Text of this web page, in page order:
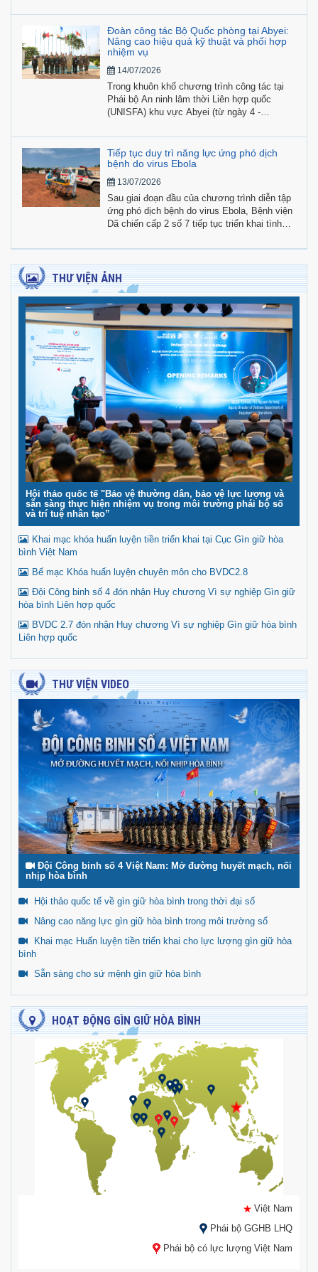
quốc” cho 184 cán bộ, nhân viên Đội Công
binh số 4 cùng các sĩ quan cá nhân đang làm
nhiệm vụ tại Phái bộ.
Đoàn công tác Bộ Quốc phòng tại Abyei:
Nâng cao hiệu quả kỹ thuật và phối hợp
nhiệm vụ
14/07/2026
Trong khuôn khổ chương trình công tác tại
Phái bộ An ninh lâm thời Liên hợp quốc
(UNISFA) khu vực Abyei (từ ngày 4 -
Việt Nam do Đại tá Phạm Tân Phong, Phó
Cục trưởng Cục Gìn giữ hòa bình Việt Nam
làm trưởng đoàn, đang tích cực triển khai
chuỗi hoạt động kiểm tra toàn diện, hỗ trợ kỹ
thuật, phối hợp và trao đổi công tác tại địa
bàn.
Tiếp tục duy trì năng lực ứng phó dịch
bệnh do virus Ebola
13/07/2026
Sau giai đoạn đầu của chương trình diễn tập
ứng phó dịch bệnh do virus Ebola, Bệnh viện
Dã chiến cấp 2 số 7 tiếp tục triển khai tình
hiện đồng thời nhiều trường hợp nghi nhiễm
Ebola cần được tiếp nhận, cách ly và xử trí
khẩn cấp.
THƯ VIỆN ẢNH
Hội thảo quốc tế "Bảo vệ thường dân, bảo vệ lực lượng và
sẵn sàng thực hiện nhiệm vụ trong môi trường phái bộ số
và trí tuệ nhân tạo”
Khai mạc khóa huấn luyện tiền triển khai tại Cục Gìn giữ hòa
bình Việt Nam
Bế mạc Khóa huấn luyện chuyên môn cho BVDC2.8
Đội Công binh số 4 đón nhận Huy chương Vì sự nghiệp Gìn giữ
hòa bình Liên hợp quốc
BVDC 2.7 đón nhận Huy chương Vì sự nghiệp Gìn giữ hòa bình
Liên hợp quốc
THƯ VIỆN VIDEO
Đội Công binh số 4 Việt Nam: Mở đường huyết mạch, nối
nhịp hòa bình
Hội thảo quốc tế về gìn giữ hòa bình trong thời đại số
Nâng cao năng lực gìn giữ hòa bình trong môi trường số
Khai mạc Huấn luyện tiền triển khai cho lực lượng gìn giữ hòa
bình
Sẵn sàng cho sứ mệnh gìn giữ hòa bình
HOẠT ĐỘNG GÌN GIỮ HÒA BÌNH
Việt Nam
Phái bộ GGHB LHQ
Phái bộ có lực lượng Việt Nam